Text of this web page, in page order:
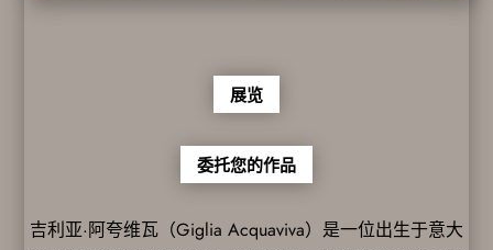
展览
委托您的作品
吉利亚·阿夸维瓦（Giglia Acquaviva）是一位出生于意大